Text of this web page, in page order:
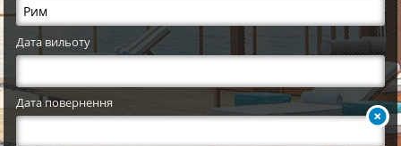
Дата вильоту
Дата повернення